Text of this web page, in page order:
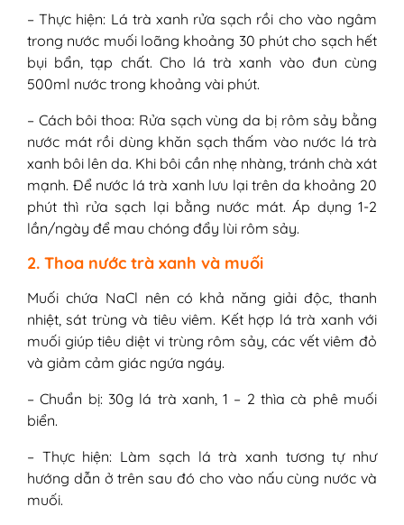
– Thực hiện: Lá trà xanh rửa sạch rồi cho vào ngâm
trong nước muối loãng khoảng 30 phút cho sạch hết
bụi bẩn, tạp chất. Cho lá trà xanh vào đun cùng
500ml nước trong khoảng vài phút.
– Cách bôi thoa: Rửa sạch vùng da bị rôm sảy bằng
nước mát rồi dùng khăn sạch thấm vào nước lá trà
xanh bôi lên da. Khi bôi cần nhẹ nhàng, tránh chà xát
mạnh. Để nước lá trà xanh lưu lại trên da khoảng 20
phút thì rửa sạch lại bằng nước mát. Áp dụng 1-2
lần/ngày để mau chóng đẩy lùi rôm sảy.
2. Thoa nước trà xanh và muối
Muối chứa NaCl nên có khả năng giải độc, thanh
nhiệt, sát trùng và tiêu viêm. Kết hợp lá trà xanh với
muối giúp tiêu diệt vi trùng rôm sảy, các vết viêm đỏ
và giảm cảm giác ngứa ngáy.
– Chuẩn bị: 30g lá trà xanh, 1 – 2 thìa cà phê muối
biển.
– Thực hiện: Làm sạch lá trà xanh tương tự như
hướng dẫn ở trên sau đó cho vào nấu cùng nước và
muối.